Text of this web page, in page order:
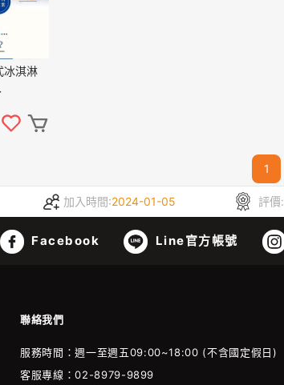
冰淇淋
1
加入時間:2024-01-05 評價:
Facebook Line官方帳號
聯絡我們
服務時間：週一至週五09:00~18:00 (不含國定假日)
客服專線：02-8979-9899